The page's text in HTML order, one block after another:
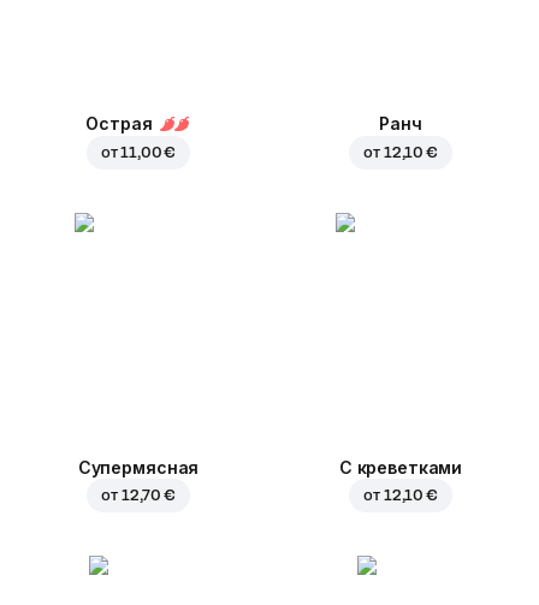
Острая
от11,00 €
Ранч
от 12,10 €
Супермясная
от 12,70 €
С креветками
от 12,10 €